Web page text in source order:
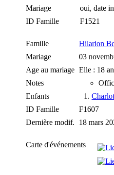
Mariage
oui, date
ID Famille
F1521
Famille Hilarion
Mariage
03
Age au mariage Elle : 18
Notes
Enfants
1.
ID Famille
F1607
Dernière modif.
18 mars
Carte d'événements